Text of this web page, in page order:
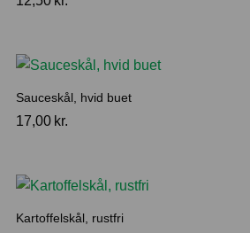
Sauceskål, hvid buet
17,00 kr.
Kartoffelskål, rustfri